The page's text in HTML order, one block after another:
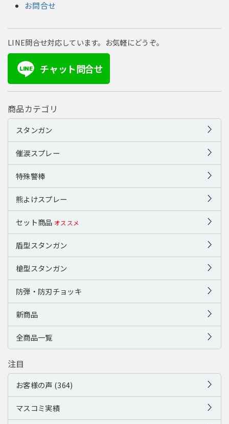
お問合せ
LINE問合せ対応しています。お気軽にどうぞ。
LINE チャット問合せ
商品カテゴリ
スタンガン
催涙スプレー
特殊警棒
熊よけスプレー
セット商品 オススメ
盾型スタンガン
槍型スタンガン
防弾・防刃チョッキ
新商品
全商品一覧
注目
お客様の声 (364)
マスコミ実績